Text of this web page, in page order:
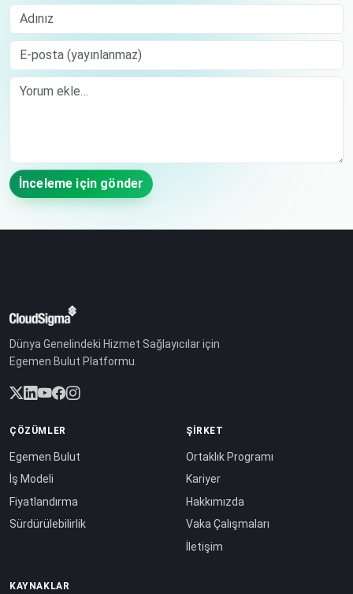
Adınız
E-posta (yayınlanmaz)
Comment
İnceleme için gönder
Dünya Genelindeki Hizmet Sağlayıcılar için
Egemen Bulut Platformu.
ÇÖZÜMLER
Egemen Bulut
İş Modeli
Fiyatlandırma
Sürdürülebilirlik
ŞIRKET
Ortaklık Programı
Kariyer
Hakkımızda
Vaka Çalışmaları
İletişim
KAYNAKLAR